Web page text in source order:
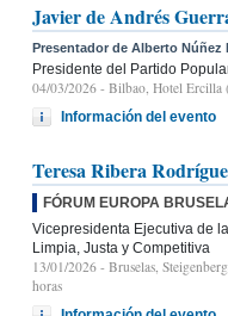
Javier de Andrés
Presentador de Alberto Núñez
Presidente del Partido
04/03/2026 - Bilbao, Hotel Ercilla
Información del evento
Teresa Ribera
FÓRUM EUROPA
Vicepresidenta Ejecutiva de
Limpia, Justa y Competitiva
13/01/2026 - Bruselas,
horas